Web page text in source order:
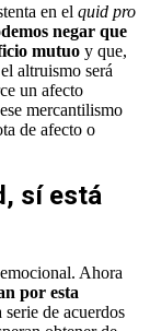
en el quid pro
negar que
mutuo y que,
altruismo será
un afecto
mercantilismo
de afecto o
sí está
Ahora
por esta
de acuerdos